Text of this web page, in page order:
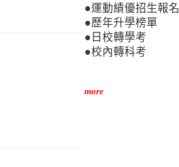
●運動績優招生報名
●歷年升學榜單
●日校轉學考
●校內轉科考
more